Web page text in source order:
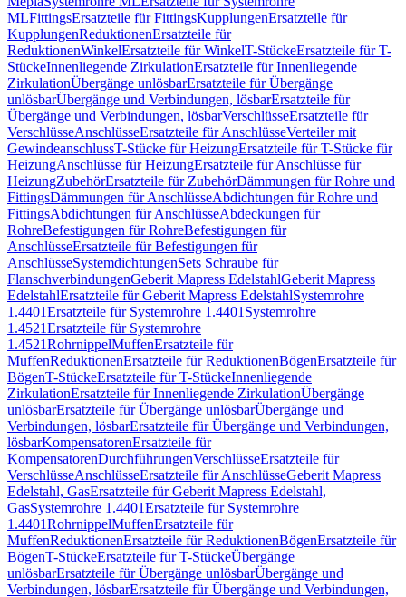
MLFittingsErsatzteile für FittingsKupplungenErsatzteile für
KupplungenReduktionenErsatzteile für
ReduktionenWinkelErsatzteile für WinkelT-StückeErsatzteile für T-
StückeInnenliegende ZirkulationErsatzteile für Innenliegende
ZirkulationÜbergänge unlösbarErsatzteile für Übergänge
unlösbarÜbergänge und Verbindungen, lösbarErsatzteile für
Übergänge und Verbindungen, lösbarVerschlüsseErsatzteile für
VerschlüsseAnschlüsseErsatzteile für AnschlüsseVerteiler mit
GewindeanschlussT-Stücke für HeizungErsatzteile für T-Stücke für
HeizungAnschlüsse für HeizungErsatzteile für Anschlüsse für
HeizungZubehörErsatzteile für ZubehörDämmungen für Rohre und
FittingsDämmungen für AnschlüsseAbdichtungen für Rohre und
FittingsAbdichtungen für AnschlüsseAbdeckungen für
RohreBefestigungen für RohreBefestigungen für
AnschlüsseErsatzteile für Befestigungen für
AnschlüsseSystemdichtungenSets Schraube für
FlanschverbindungenGeberit Mapress EdelstahlGeberit Mapress
EdelstahlErsatzteile für Geberit Mapress EdelstahlSystemrohre
1.4401Ersatzteile für Systemrohre 1.4401 Systemrohre
1.4521Ersatzteile für Systemrohre
1.4521RohrnippelMuffenErsatzteile für
MuffenReduktionenErsatzteile für ReduktionenBögenErsatzteile für
BögenT-StückeErsatzteile für T-StückeInnenliegende
ZirkulationErsatzteile für Innenliegende ZirkulationÜbergänge
unlösbarErsatzteile für Übergänge unlösbarÜbergänge und
Verbindungen, lösbarErsatzteile für Übergänge und Verbindungen,
lösbarKompensatorenErsatzteile für
KompensatorenDurchführungenVerschlüsseErsatzteile für
VerschlüsseAnschlüsseErsatzteile für AnschlüsseGeberit Mapress
Edelstahl, GasErsatzteile für Geberit Mapress Edelstahl,
GasSystemrohre 1.4401Ersatzteile für Systemrohre
1.4401RohrnippelMuffenErsatzteile für
MuffenReduktionenErsatzteile für ReduktionenBögenErsatzteile für
BögenT-StückeErsatzteile für T-StückeÜbergänge
unlösbarErsatzteile für Übergänge unlösbarÜbergänge und
Verbindungen, lösbarErsatzteile für Übergänge und Verbindungen,